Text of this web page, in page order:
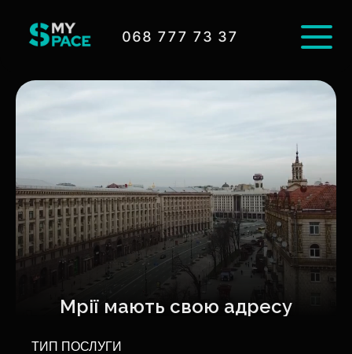
068 777 73 37
Мрії мають свою адресу
ТИП ПОСЛУГИ